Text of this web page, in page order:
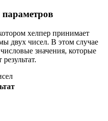
хелпер принимает
двух чисел. В этом случае
значения, которые